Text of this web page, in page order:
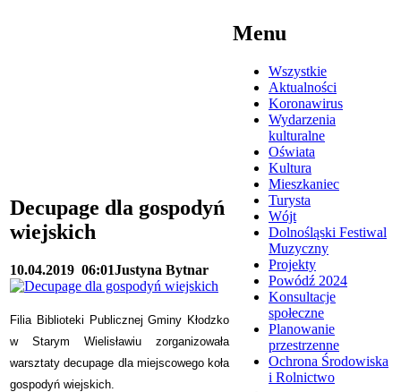
Decupage dla gospodyń
wiejskich
10.04.2019 06:01Justyna Bytnar
Filia Biblioteki Publicznej Gminy Kłodzko
w Starym Wielisławiu zorganizowała
warsztaty decupage dla miejscowego koła
gospodyń wiejskich.
Menu
Wszystkie
Aktualności
Koronawirus
Wydarzenia
kulturalne
Oświata
Kultura
Mieszkaniec
Turysta
Wójt
Dolnośląski Festiwal
Muzyczny
Projekty
Powódź 2024
Konsultacje
społeczne
Planowanie
przestrzenne
Ochrona Środowiska
i Rolnictwo